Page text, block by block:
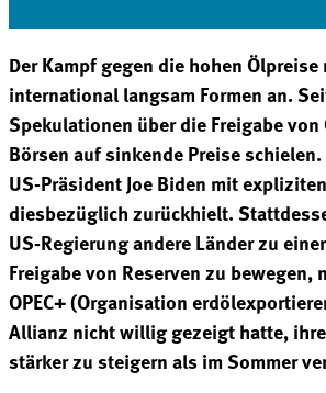
Der Kampf gegen die hohen
international langsam Formen an.
Spekulationen über die Freigabe
Börsen auf sinkende Preise
US-Präsident Joe Biden mit
diesbezüglich zurückhielt.
US-Regierung andere Länder zu
Freigabe von Reserven zu bewegen,
OPEC+ (Organisation
Allianz nicht willig gezeigt hatte,
stärker zu steigern als im Sommer